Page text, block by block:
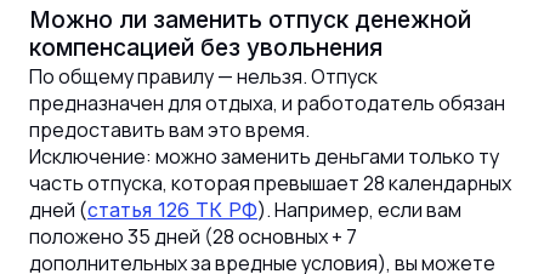
Можно ли заменить отпуск денежной
компенсацией без увольнения
По общему правилу — нельзя. Отпуск
предназначен для отдыха, и работодатель обязан
предоставить вам это время.
Исключение: можно заменить деньгами только ту
часть отпуска, которая превышает 28 календарных
дней (статья 126 ТК РФ). Например, если вам
положено 35 дней (28 основных + 7
дополнительных за вредные условия), вы можете